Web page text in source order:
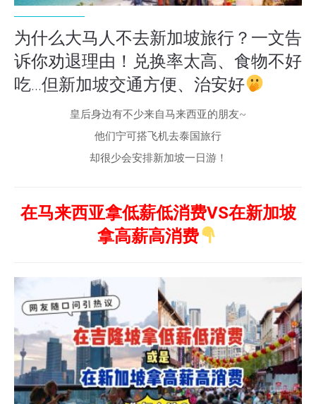
为什么大马人不去新加坡旅行？一文告
诉你劝退理由！兑换率太高、食物不好
吃...但新加坡交通方便、治安好
皇后身边有不少来自马来西亚的朋友~
他们宁可搭飞机去泰国旅行
却很少会安排新加坡一日游！
在马来西亚拿低薪低消费VS在新加坡
拿高薪高消费